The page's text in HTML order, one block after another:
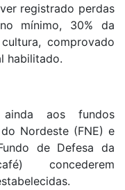
registrado perdas
mínimo, 30% da
comprovado
habilitado.
aos fundos
Nordeste (FNE) e
de Defesa da
concederem